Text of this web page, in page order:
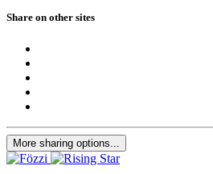
Share on other sites
More sharing options...